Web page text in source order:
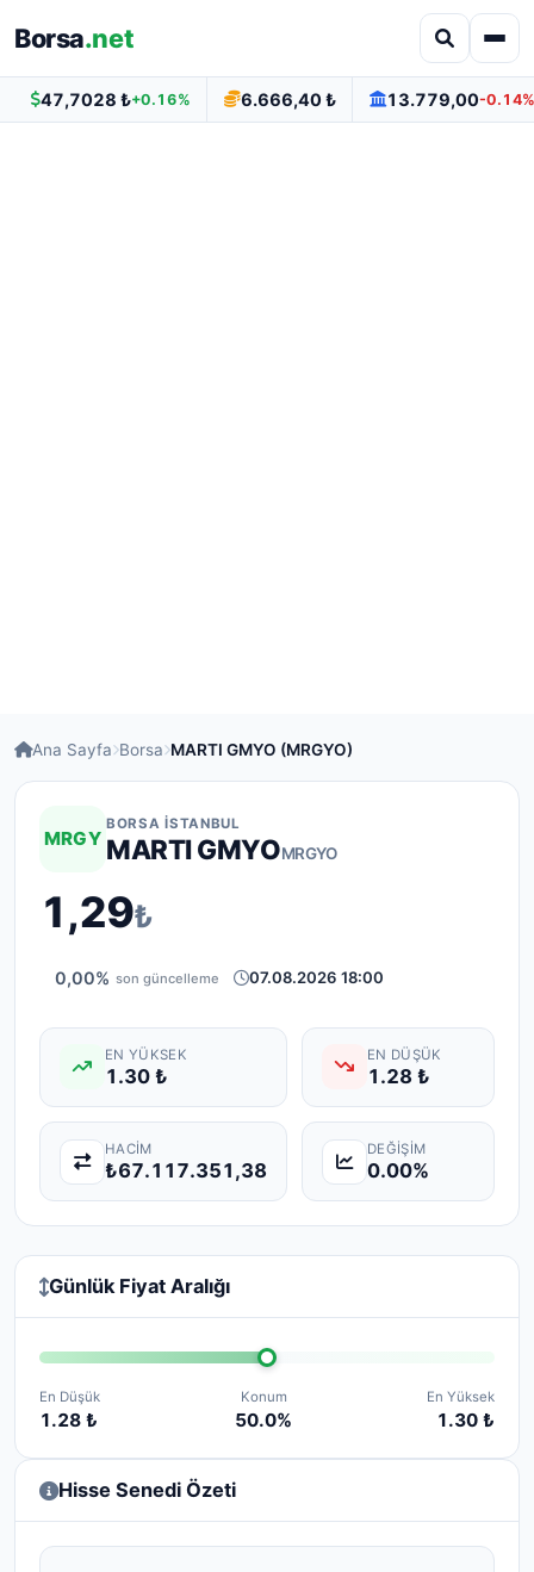
Borsa.net
47,7028 ₺+0.16% 6.666,40 ₺ 13.779,00-0.14%
Ana Sayfa Borsa MARTI GMYO (MRGYO)
MRGY
BORSA İSTANBUL
MARTI GMYOMRGYO
1,29₺
0,00% son güncelleme 07.08.2026 18:00
EN YÜKSEK
1.30 ₺
EN DÜŞÜK
1.28 ₺
HACIM
₺67.117.351,38
DEĞIŞIM
0.00%
Günlük Fiyat Aralığı
En Düşük
1.28 ₺
Konum
50.0%
En Yüksek
1.30 ₺
Hisse Senedi Özeti